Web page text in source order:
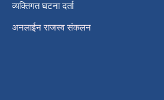
व्यक्तिगत घटना दर्ता
अनलाईन राजस्व संकलन